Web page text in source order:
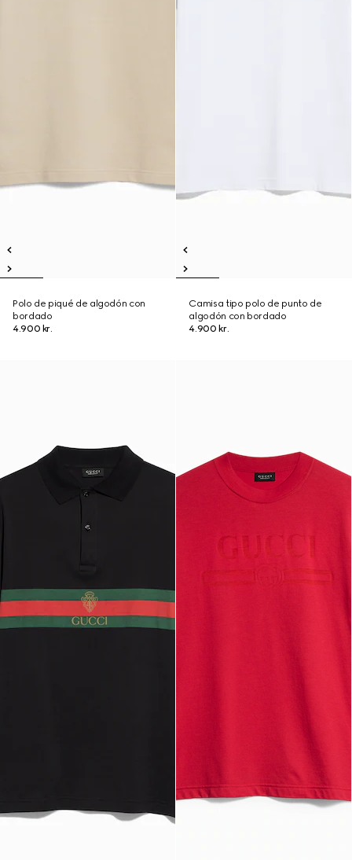
Polo de piqué de algodón con
bordado
4.900 kr.
Camisa tipo polo de punto de
algodón con bordado
4.900 kr.